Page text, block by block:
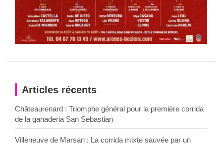
Articles récents
Châteaurenard : Triomphe général pour la première corrida
de la ganaderia San Sebastian
Villeneuve de Marsan : La corrida mixte sauvée par un